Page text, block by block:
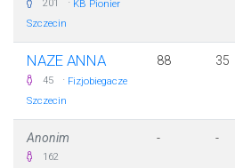
201
KB Pionier
Szczecin
NAZE ANNA
45 · Fizjobiegacze
Szczecin
88 35
Anonim
162
- -